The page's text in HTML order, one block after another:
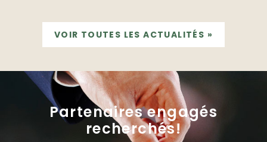
VOIR TOUTES LES ACTUALITÉS »
Partenaires engagés
recherchés!